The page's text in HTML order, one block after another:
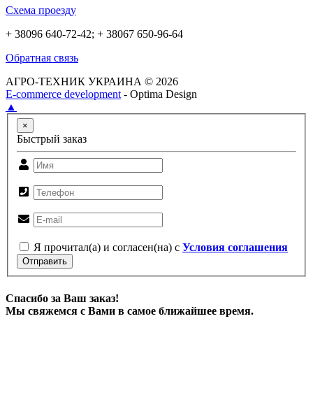
Схема проезду
+ 38096 640-72-42; + 38067 650-96-64
Обратная связь
АГРО-ТЕХНИК УКРАИНА © 2026
E-commerce development - Optima Design
▲
×
Быстрый заказ
Я прочитал(а) и согласен(на) с Условия соглашения
Отправить
Спасибо за Ваш заказ!
Мы свяжемся с Вами в самое ближайшее время.